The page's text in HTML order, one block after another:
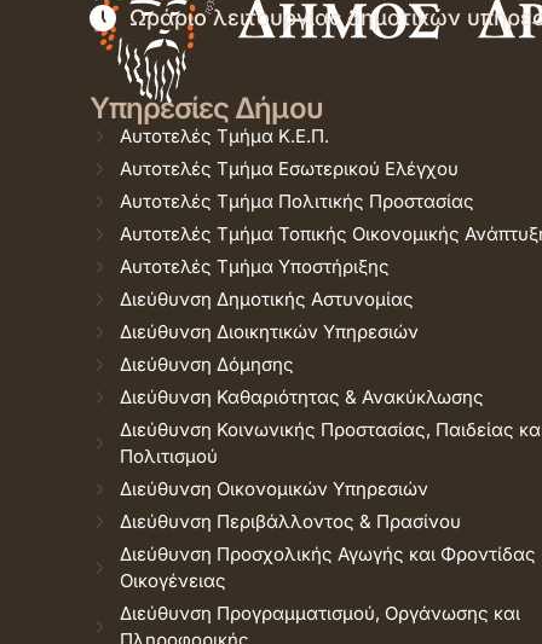
Ωράριο λειτουργίας δημοτικών
Υπηρεσίες Δήμου
Αυτοτελές Τμήμα Κ.Ε.Π.
Αυτοτελές Τμήμα Εσωτερικού Ελέγχου
Αυτοτελές Τμήμα Πολιτικής Προστασίας
Αυτοτελές Τμήμα Τοπικής Οικονομικής
Αυτοτελές Τμήμα Υποστήριξης
Διεύθυνση Δημοτικής Αστυνομίας
Διεύθυνση Διοικητικών Υπηρεσιών
Διεύθυνση Δόμησης
Διεύθυνση Καθαριότητας & Ανακύκλωσης
Διεύθυνση Κοινωνικής Προστασίας, Παιδείας
Πολιτισμού
Διεύθυνση Οικονομικών Υπηρεσιών
Διεύθυνση Περιβάλλοντος & Πρασίνου
Διεύθυνση Προσχολικής Αγωγής και Φροντίδας
Οικογένειας
Διεύθυνση Προγραμματισμού, Οργάνωσης και